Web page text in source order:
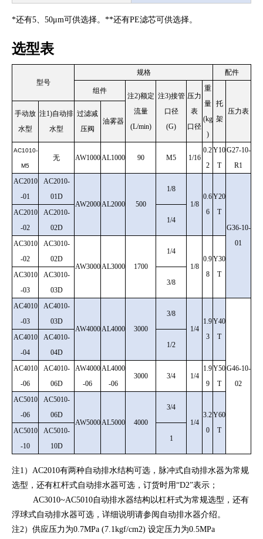
*还有5、50μm可供选择。**还有PE滤芯可供选择。
选型表
型号
规格 配件
组件
注2)额定
流量
(L/min)
注3)接管
口径
(G)
压力
表
口径
重
量
(kg
)
托
架
压力表
手动放
水型
注1)自动排
水型
过滤减
压阀
油雾器
AC1010-
M5
无 AW1000AL1000 90 M5 1/16
0.2
2
Y10
T
G27-10-
R1
AC2010
-01
AC2010-
01D
AW2000AL2000 500
1/8
1/8
0.6
6
Y20
T
G36-10-
01
AC2010
-02
AC2010-
02D
1/4
AC3010
-02
AC3010-
02D
AW3000AL3000 1700
1/4
1/8
0.9
8
Y30
T
AC3010
-03
AC3010-
03D
3/8
AC4010
-03
AC4010-
03D
AW4000AL4000 3000
3/8
1/4
1.9
3
Y40
T
G46-10-
02
AC4010
-04
AC4010-
04D
1/2
AC4010
-06
AC4010-
06D
AW4000
-06
AL4000
-06
3000 3/4 1/4
1.9
9
Y50
T
AC5010
-06
AC5010-
06D
AW5000AL5000 4000
3/4
1/4
3.2
0
Y60
T
AC5010
-10
AC5010-
10D
1
注1）AC2010有两种自动排水结构可选，脉冲式自动排水器为常规
选型，还有杠杆式自动排水器可选，订货时用“D2”表示；
AC3010~AC5010自动排水器结构以杠杆式为常规选型，还有
浮球式自动排水器可选，详细说明请参阅自动排水器介绍。
注2）供应压力为0.7MPa (7.1kgf/cm2) 设定压力为0.5MPa